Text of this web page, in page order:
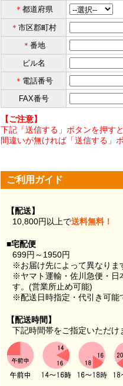
＊ 都道府県
＊ 市区郡町村
＊ 番地
ビル名
＊ 電話番号
FAX番号
【ご注意】
下記「送信する」ボタンを押す
間違いが無ければ「送信する」
ご利用ガイド
【配送】
10,800円以上で送料無料！
■宅配便
699円～1950円
※お届け先によって異なりま
※ヤマト運輸・佐川急便・日
す。(営業所止め可能)
※配送日時指定・代引き可能
【配送時間】
下記時間帯をご指定いただけ